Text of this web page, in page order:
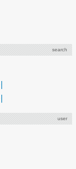
search
user